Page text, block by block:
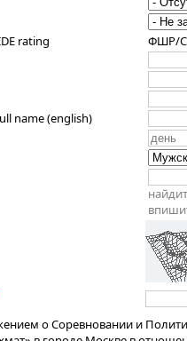
rating
ФШР/
name (english)
о Соревновании и